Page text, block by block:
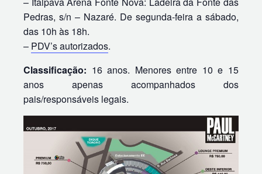
Pedras, s/n – Nazaré. De segunda-feira a sábado,
das 10h às 18h.
– PDV’s autorizados.
Classificação: 16 anos. Menores entre 10 e 15
anos apenas acompanhados dos
pais/responsáveis legais.